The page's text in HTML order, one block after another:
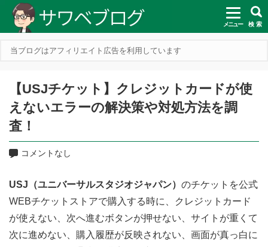
メニュー 検 索
当ブログはアフィリエイト広告を利用しています
【USJチケット】クレジットカードが使
えないエラーの解決策や対処方法を調
査！
コメントなし
USJ（ユニバーサルスタジオジャパン） のチケットを公式
WEBチケットストアで購入する時に、クレジットカード
が使えない、次へ進むボタンが押せない、サイトが重くて
次に進めない、購入履歴が反映されない、画面が真っ白に